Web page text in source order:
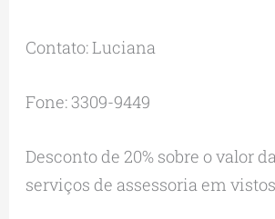
Contato: Luciana
Fone: 3309-9449
Desconto de 20% sobre o valor
serviços de assessoria em